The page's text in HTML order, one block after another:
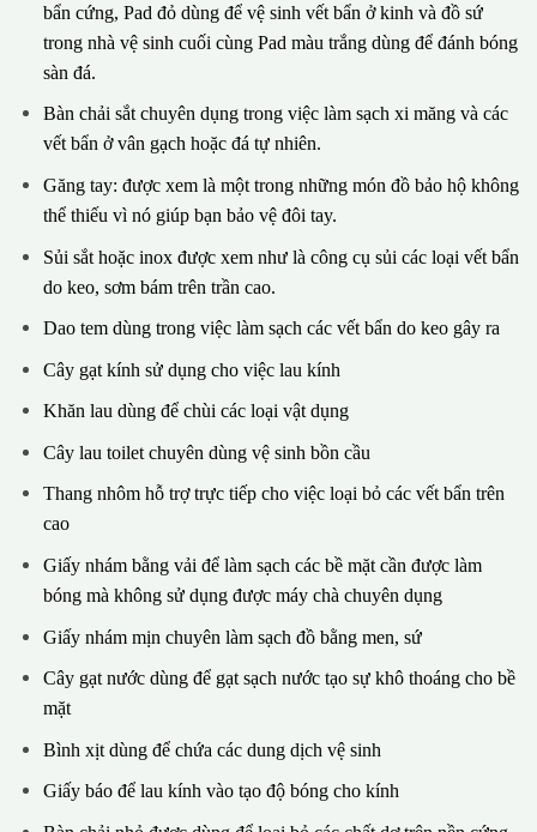
bẩn cứng, Pad đỏ dùng để vệ sinh vết bẩn ở kinh và đồ sứ
trong nhà vệ sinh cuối cùng Pad màu trắng dùng để đánh bóng
sàn đá.
Bàn chải sắt chuyên dụng trong việc làm sạch xi măng và các
vết bẩn ở vân gạch hoặc đá tự nhiên.
Găng tay: được xem là một trong những món đồ bảo hộ không
thể thiếu vì nó giúp bạn bảo vệ đôi tay.
Sủi sắt hoặc inox được xem như là công cụ sủi các loại vết bẩn
do keo, sơm bám trên trần cao.
Dao tem dùng trong việc làm sạch các vết bẩn do keo gây ra
Cây gạt kính sử dụng cho việc lau kính
Khăn lau dùng để chùi các loại vật dụng
Cây lau toilet chuyên dùng vệ sinh bồn cầu
Thang nhôm hỗ trợ trực tiếp cho việc loại bỏ các vết bẩn trên
cao
Giấy nhám bằng vải để làm sạch các bề mặt cần được làm
bóng mà không sử dụng được máy chà chuyên dụng
Giấy nhám mịn chuyên làm sạch đồ bằng men, sứ
Cây gạt nước dùng để gạt sạch nước tạo sự khô thoáng cho bề
mặt
Bình xịt dùng để chứa các dung dịch vệ sinh
Giấy báo để lau kính vào tạo độ bóng cho kính